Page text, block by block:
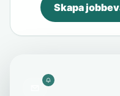
Skapa